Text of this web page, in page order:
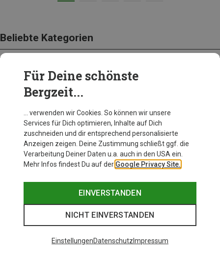
Beliebte Kategorien
BEKLEIDUNG
Für Deine schönste
Bergzeit...
… verwenden wir Cookies. So können wir unsere
Services für Dich optimieren, Inhalte auf Dich
zuschneiden und dir entsprechend personalisierte
Anzeigen zeigen. Deine Zustimmung schließt ggf. die
Verarbeitung Deiner Daten u.a. auch in den USA ein.
Mehr Infos findest Du auf der Google Privacy Site.
EINVERSTANDEN
NICHT EINVERSTANDEN
EinstellungenDatenschutz Impressum